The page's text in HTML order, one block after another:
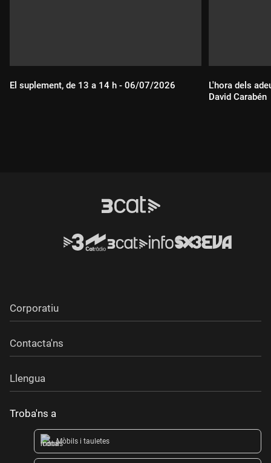
El suplement, de 13 a 14 h - 06/07/2026
L'hora dels
David Carabén
Corporatiu
Contacta'ns
Llengua
Troba'ns a
Mòbils i tauletes